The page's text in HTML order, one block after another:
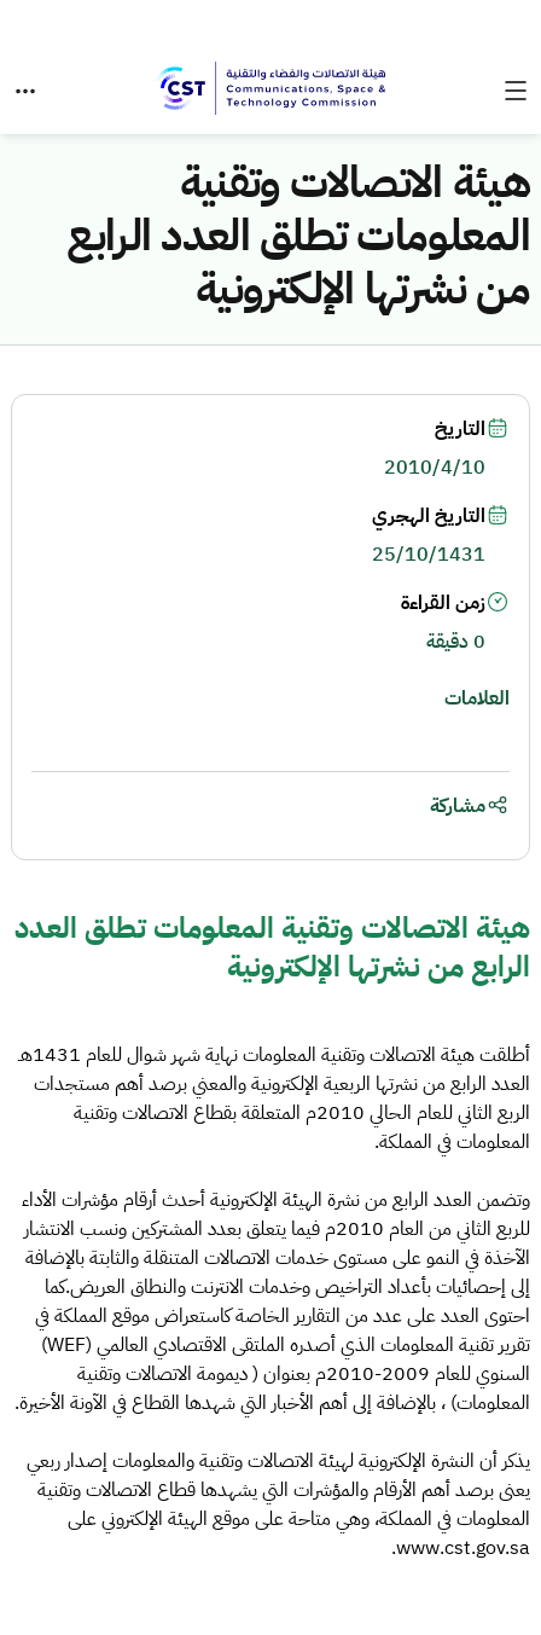
هيئة الاتصالات وتقنية
المعلومات تطلق العدد الرابع
من نشرتها الإلكترونية
هيئة الاتصالات وتقنية المعلومات تطلق العدد
الرابع من نشرتها الإلكترونية
أطلقت هيئة الاتصالات وتقنية المعلومات نهاية شهر شوال للعام 1431هـ
العدد الرابع من نشرتها الربعية الإلكترونية والمعني برصد أهم مستجدات
الربع الثاني للعام الحالي 2010م المتعلقة بقطاع الاتصالات وتقنية
المعلومات في المملكة.
وتضمن العدد الرابع من نشرة الهيئة الإلكترونية أحدث أرقام مؤشرات الأداء
للربع الثاني من العام 2010م فيما يتعلق بعدد المشتركين ونسب الانتشار
الآخذة في النمو على مستوى خدمات الاتصالات المتنقلة والثابتة بالإضافة
إلى إحصائيات بأعداد التراخيص وخدمات الانترنت والنطاق العريض.كما
احتوى العدد على عدد من التقارير الخاصة كاستعراض موقع المملكة في
تقرير تقنية المعلومات الذي أصدره الملتقى الاقتصادي العالمي (WEF)
السنوي للعام 2009-2010م بعنوان ( ديمومة الاتصالات وتقنية
المعلومات) ، بالإضافة إلى أهم الأخبار التي شهدها القطاع في الآونة الأخيرة.
يذكر أن النشرة الإلكترونية لهيئة الاتصالات وتقنية والمعلومات إصدار ربعي
يعنى برصد أهم الأرقام والمؤشرات التي يشهدها قطاع الاتصالات وتقنية
المعلومات في المملكة، وهي متاحة على موقع الهيئة الإلكتروني على
www.cst.gov.sa.
التاريخ
2010/4/10
التاريخ الهجري
25/10/1431
زمن القراءة
0 دقيقة
العلامات
مشاركة